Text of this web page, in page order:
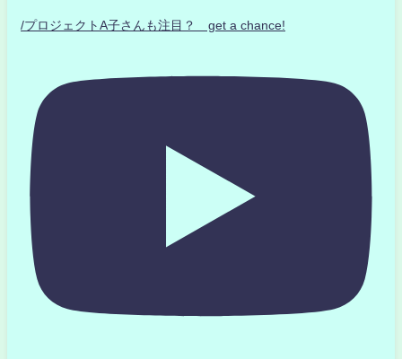
/プロジェクトA子さんも注目？ get a chance!